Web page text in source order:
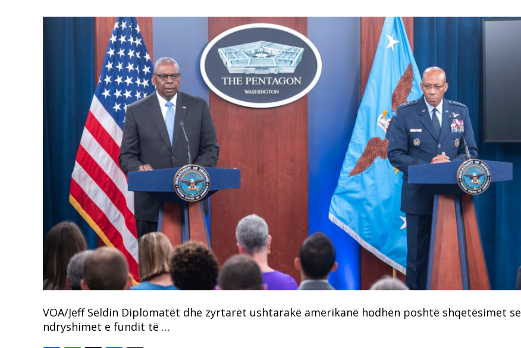
VOA/Jeff Seldin Diplomatët dhe zyrtarët ushtarakë amerikanë hodhën poshtë shqetësimet se
ndryshimet e fundit të …